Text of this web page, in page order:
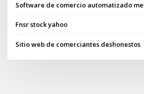
Software de comercio automatizado
Fnsr stock yahoo
Sitio web de comerciantes deshonestos